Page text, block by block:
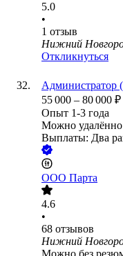
5.0
•
1 отзыв
Нижний
Откликнуться
Администратор
55 000 – 80 000 ₽
Опыт 1-3 года
Можно удалённо
Выплаты: Два
ООО Парта
4.6
•
68 отзывов
Нижний